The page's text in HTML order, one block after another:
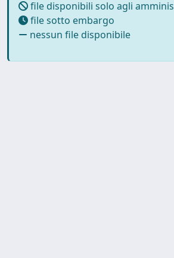
file disponibili solo agli
file sotto embargo
nessun file disponibile